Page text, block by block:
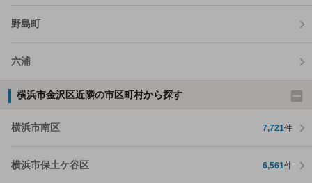
野島町
六浦
横浜市金沢区近隣の市区町村から探す
横浜市南区 7,721件
横浜市保土ケ谷区 6,561件